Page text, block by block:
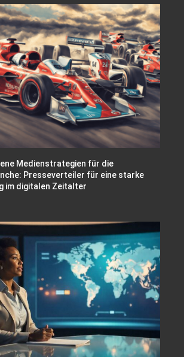
Medienstrategien für die
Presseverteiler für eine starke
im digitalen Zeitalter